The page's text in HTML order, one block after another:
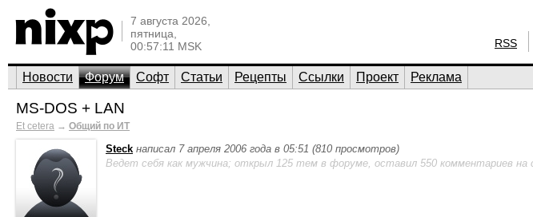
7 августа 2026,
пятница,
00:57:11 MSK
RSS
Новости Форум Софт Статьи Рецепты Ссылки Проект Реклама
MS-DOS + LAN
Et cetera → Общий по ИТ
Steck написал 7 апреля 2006 года в 05:51 (810 просмотров)
Ведет себя как мужчина; открыл 125 тем в форуме, оставил 550 комментариев на